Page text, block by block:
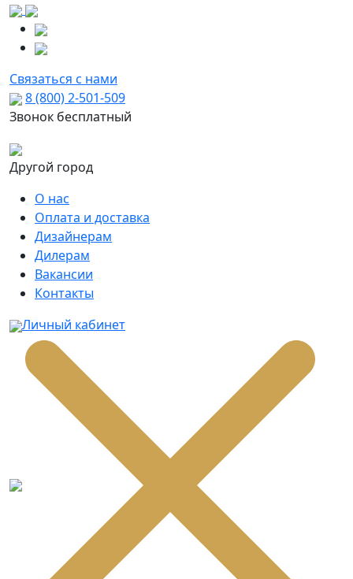
Связаться с нами
8 (800) 2-501-509
Звонок бесплатный
Другой город
О нас
Оплата и доставка
Дизайнерам
Дилерам
Вакансии
Контакты
Личный кабинет